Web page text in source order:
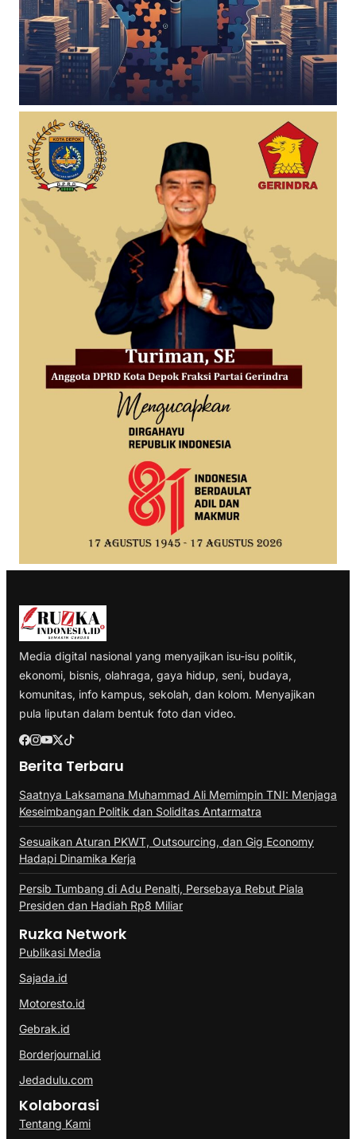
Media digital nasional yang menyajikan isu-isu politik,
ekonomi, bisnis, olahraga, gaya hidup, seni, budaya,
komunitas, info kampus, sekolah, dan kolom. Menyajikan
pula liputan dalam bentuk foto dan video.
Berita Terbaru
Saatnya Laksamana Muhammad Ali Memimpin TNI: Menjaga
Keseimbangan Politik dan Soliditas Antarmatra
Sesuaikan Aturan PKWT, Outsourcing, dan Gig Economy
Hadapi Dinamika Kerja
Persib Tumbang di Adu Penalti, Persebaya Rebut Piala
Presiden dan Hadiah Rp8 Miliar
Ruzka Network
Publikasi Media
Sajada.id
Motoresto.id
Gebrak.id
Borderjournal.id
Jedadulu.com
Kolaborasi
Tentang Kami